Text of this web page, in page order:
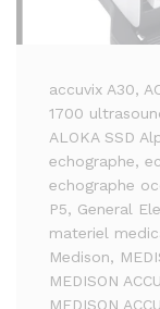
accuvix A30,
1700
ALOKA SSD
echographe,
echographe
P5, General
materiel
Medison,
MEDISON
MEDISON